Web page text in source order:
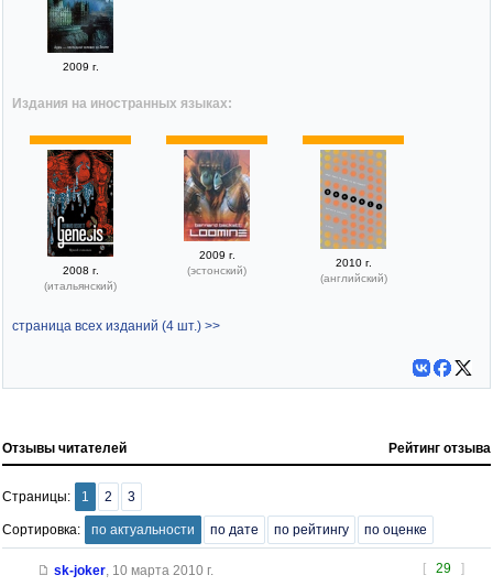
2009 г.
Издания на иностранных языках:
2008 г.
(итальянский)
2009 г.
(эстонский)
2010 г.
(английский)
страница всех изданий (4 шт.) >>
Отзывы читателей Рейтинг отзыва
Страницы: 1 2 3
Сортировка: по актуальности по дате по рейтингу по оценке
[ 29 ]
sk-joker, 10 марта 2010 г.